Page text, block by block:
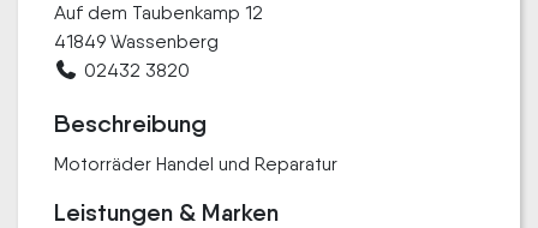
Auf dem Taubenkamp 12
41849 Wassenberg
02432 3820
Beschreibung
Motorräder Handel und Reparatur
Leistungen & Marken